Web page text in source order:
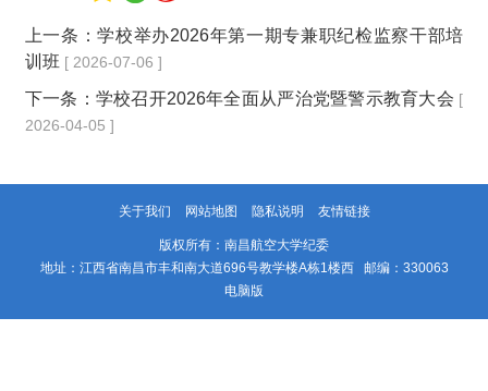
上一条：学校举办2026年第一期专兼职纪检监察干部培
训班 [ 2026-07-06 ]
下一条： 学校召开2026年全面从严治党暨警示教育大会 [
2026-04-05 ]
关于我们 网站地图 隐私说明 友情链接
版权所有：南昌航空大学纪委
地址：江西省南昌市丰和南大道696号教学楼A栋1楼西 邮编：330063
电脑版